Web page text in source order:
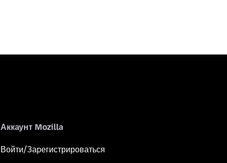
Аккаунт Mozilla
Войти/Зарегистрироваться